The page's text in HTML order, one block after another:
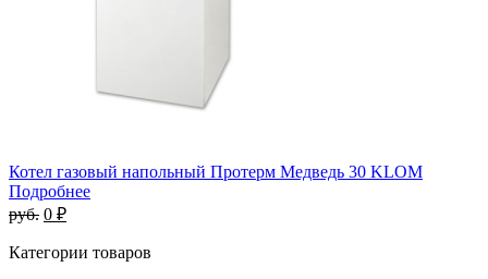
Котел газовый напольный Протерм Медведь 30 KLOM
Подробнее
руб. 0 ₽
Категории товаров